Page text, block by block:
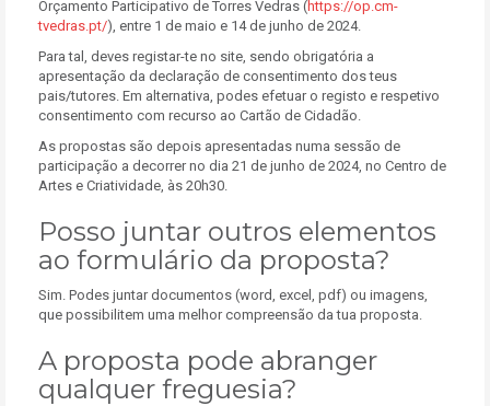
Orçamento Participativo de Torres Vedras (https://op.cm-
tvedras.pt/), entre 1 de maio e 14 de junho de 2024.
Para tal, deves registar-te no site, sendo obrigatória a
apresentação da declaração de consentimento dos teus
pais/tutores. Em alternativa, podes efetuar o registo e respetivo
consentimento com recurso ao Cartão de Cidadão.
As propostas são depois apresentadas numa sessão de
participação a decorrer no dia 21 de junho de 2024, no Centro de
Artes e Criatividade, às 20h30.
Posso juntar outros elementos
ao formulário da proposta?
Sim. Podes juntar documentos (word, excel, pdf) ou imagens,
que possibilitem uma melhor compreensão da tua proposta.
A proposta pode abranger
qualquer freguesia?